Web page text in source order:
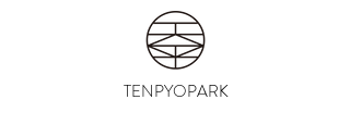
TENPYOPARK